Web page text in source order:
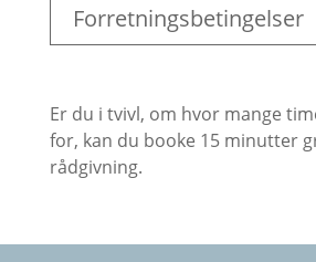
Forretningsbetingelser
Er du i tvivl, om hvor mange
for, kan du booke 15 minutter
rådgivning.